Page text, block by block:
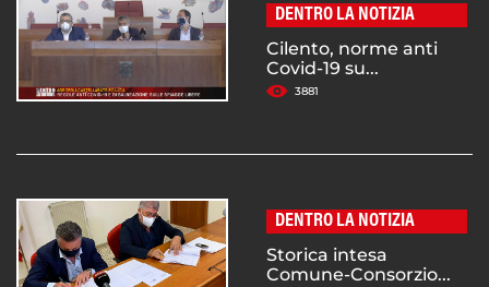
DENTRO LA NOTIZIA
Cilento, norme anti
Covid-19 su...
3881
DENTRO LA NOTIZIA
Storica intesa
Comune-Consorzio...